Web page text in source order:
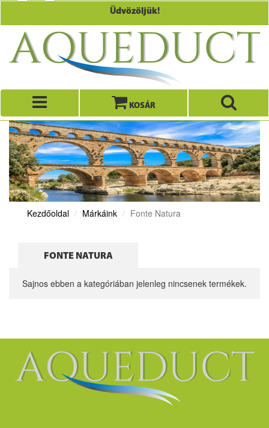
Üdvözöljük!
KOSÁR
Kezdőoldal Márkáink Fonte Natura
FONTE NATURA
Sajnos ebben a kategóriában jelenleg nincsenek termékek.